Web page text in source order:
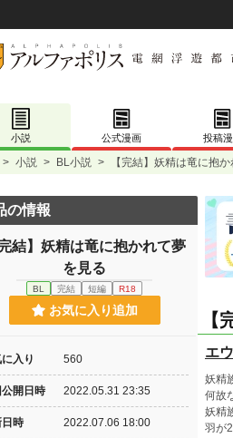
小説 公式漫画 投稿
> 小説 > BL小説 > 【完結】妖精は竜に抱
【
エ
妖精
何故
妖精
羽が
の情報
完結】妖精は竜に抱かれて夢
を見る
BL 完結 短編 R18
お気に入り追加
入り 560
開日時 2022.05.31 23:35
時 2022.07.06 18:00